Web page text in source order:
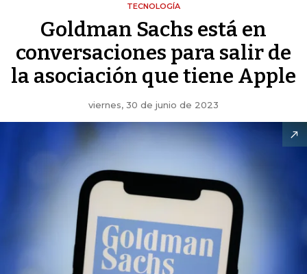
TECNOLOGÍA
Goldman Sachs está en
conversaciones para salir de
la asociación que tiene Apple
viernes, 30 de junio de 2023